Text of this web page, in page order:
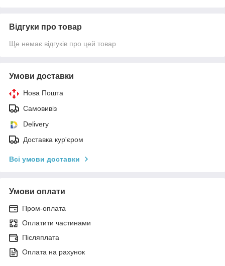
Відгуки про товар
Ще немає відгуків про цей товар
Умови доставки
Нова Пошта
Самовивіз
Delivery
Доставка кур'єром
Всі умови доставки
Умови оплати
Пром-оплата
Оплатити частинами
Післяплата
Оплата на рахунок